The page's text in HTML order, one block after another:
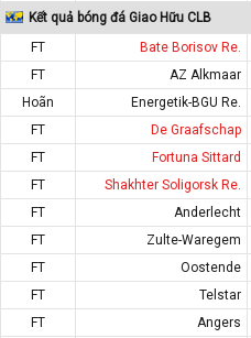
Kết quả bóng đá Giao Hữu CLB
FT
Bate Borisov Re.
FT
AZ Alkmaar
Hoãn
Energetik-BGU Re.
FT
De Graafschap
FT
Fortuna Sittard
FT
Shakhter Soligorsk Re.
FT
Anderlecht
FT
Zulte-Waregem
FT
Oostende
FT
Telstar
FT
Angers